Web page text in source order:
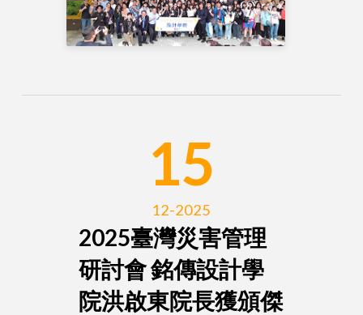
15
12-2025
2025臺灣災害管理
研討會 銘傳設計學
院洪啟東院長獲頒傑